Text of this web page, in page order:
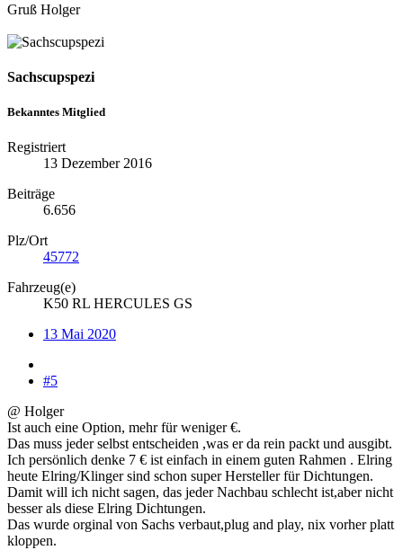
Gruß Holger
Sachscupspezi
Bekanntes Mitglied
Registriert
13 Dezember 2016
Beiträge
6.656
Plz/Ort
45772
Fahrzeug(e)
K50 RL HERCULES GS
13 Mai 2020
#5
@ Holger
Ist auch eine Option, mehr für weniger €.
Das muss jeder selbst entscheiden ,was er da rein packt und ausgibt.
Ich persönlich denke 7 € ist einfach in einem guten Rahmen . Elring
heute Elring/Klinger sind schon super Hersteller für Dichtungen.
Damit will ich nicht sagen, das jeder Nachbau schlecht ist,aber nicht
besser als diese Elring Dichtungen.
Das wurde orginal von Sachs verbaut,plug and play, nix vorher platt
kloppen.